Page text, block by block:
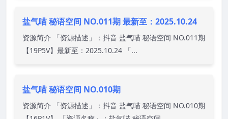
盐气喵 秘语空间 NO.011期 最新至：2025.10.24
资源简介 「资源描述」：抖音 盐气喵 秘语空间 NO.011期
【19P5V】最新至：2025.10.24 「...
盐气喵 秘语空间 NO.010期
资源简介 「资源描述」：抖音 盐气喵 秘语空间 NO.010期